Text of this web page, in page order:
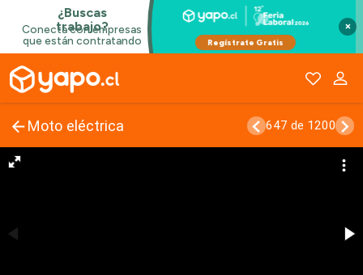
×
Moto eléctrica 647 de 1200